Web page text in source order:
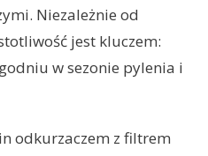
Niezależnie od
jest kluczem:
w sezonie pylenia i
odkurzaczem z filtrem